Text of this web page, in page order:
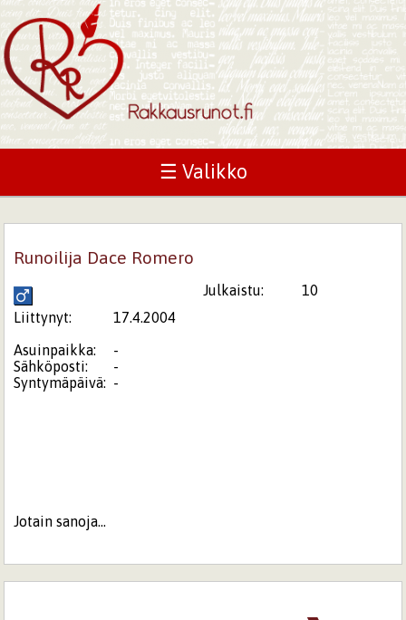
☰ Valikko
Runoilija Dace Romero
Julkaistu:
10
Liittynyt:
17.4.2004
Asuinpaikka:
-
Sähköposti:
-
Syntymäpäivä: -
Jotain sanoja...